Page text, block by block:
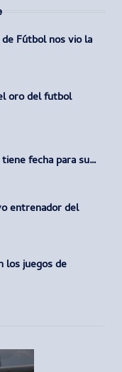
Fútbol nos vio la
oro del futbol
fecha para su…
entrenador del
los juegos de